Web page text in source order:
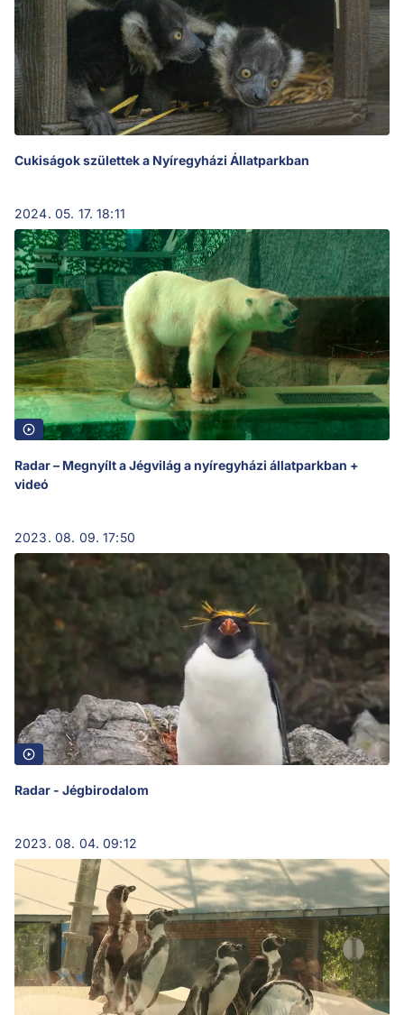
Cukiságok születtek a Nyíregyházi Állatparkban
2024. 05. 17. 18:11
Radar – Megnyílt a Jégvilág a nyíregyházi állatparkban +
videó
2023. 08. 09. 17:50
Radar - Jégbirodalom
2023. 08. 04. 09:12